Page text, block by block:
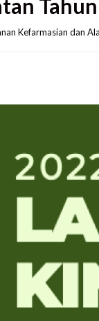
Kefarmasian dan